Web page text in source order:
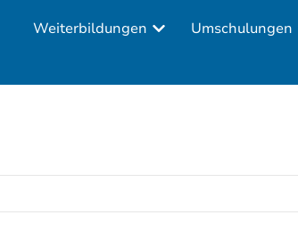
Weiterbildungen Umschulungen